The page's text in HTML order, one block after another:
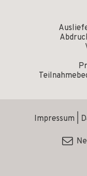
Impressum